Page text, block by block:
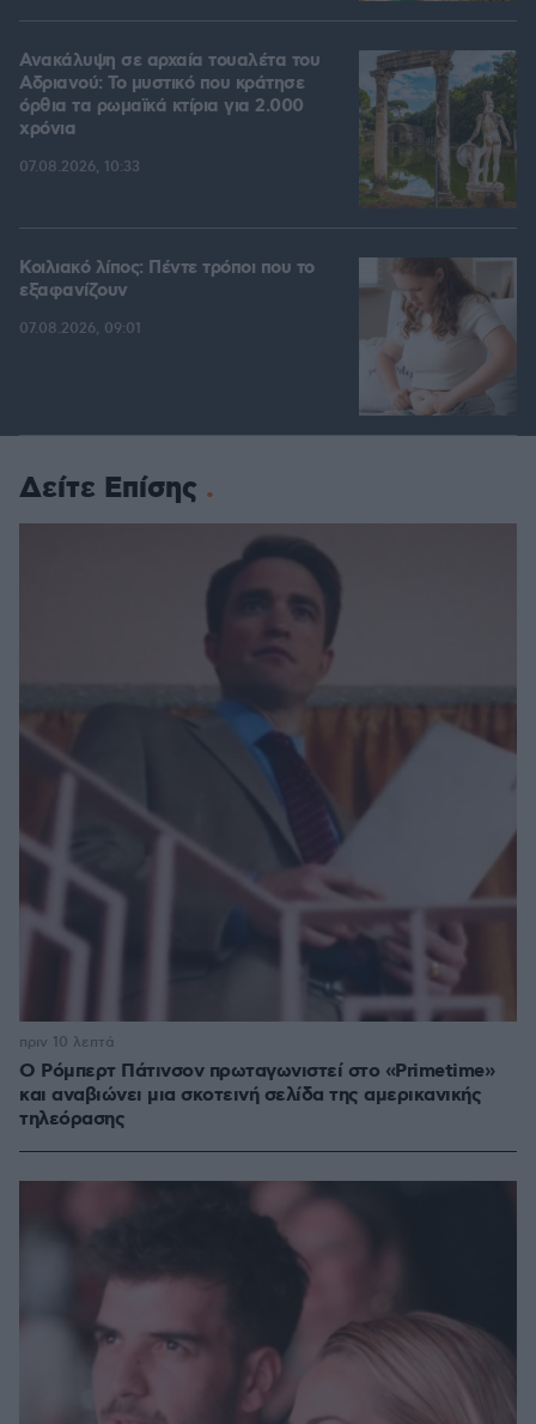
Ανακάλυψη σε αρχαία τουαλέτα του
Αδριανού: Το μυστικό που κράτησε
όρθια τα ρωμαϊκά κτίρια για 2.000
χρόνια
07.08.2026, 10:33
Κοιλιακό λίπος: Πέντε τρόποι που το
εξαφανίζουν
07.08.2026, 09:01
Δείτε Επίσης
Ο Ρόμπερτ Πάτινσον πρωταγωνιστεί στο «Primetime»
και αναβιώνει μια σκοτεινή σελίδα της αμερικανικής
τηλεόρασης
πριν 10 λεπτά